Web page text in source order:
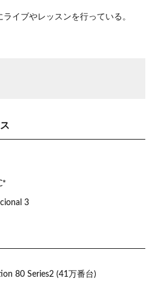
イブやレッスンを行っている。
3
80 Series2 (41万番台)